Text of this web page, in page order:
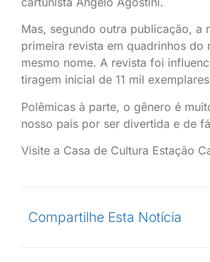
Mas, segundo outra publicação, a
primeira revista em quadrinhos
mesmo nome. A revista foi
tiragem inicial de 11 mil
Polêmicas à parte, o gênero é
nosso país por ser divertida e de
Visite a Casa de Cultura Estação
Compartilhe Esta Notícia